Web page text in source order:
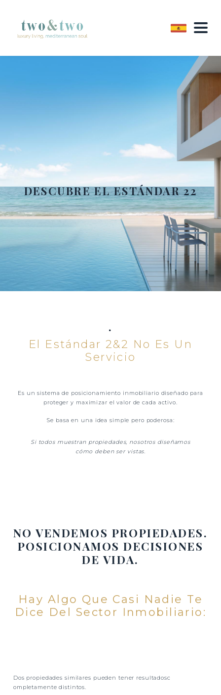
DESCUBRE EL ESTÁNDAR 22
.
El Estándar 2&2 No Es Un
Servicio
Es un sistema de posicionamiento inmobiliario diseñado para
proteger y maximizar el valor de cada activo.
Se basa en una idea simple pero poderosa:
Si todos muestran propiedades, nosotros diseñamos
cómo deben ser vistas.
NO VENDEMOS PROPIEDADES.
POSICIONAMOS DECISIONES
DE VIDA.
Hay Algo Que Casi Nadie Te
Dice Del Sector Inmobiliario:
Dos propiedades similares pueden tener resultadosc
ompletamente distintos.